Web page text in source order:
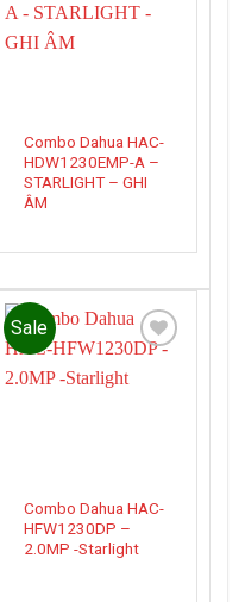
wishlist
Combo Dahua HAC-
HDW1230EMP-A –
STARLIGHT – GHI
ÂM
Sale
wishlist
Combo Dahua HAC-
HFW1230DP –
2.0MP -Starlight